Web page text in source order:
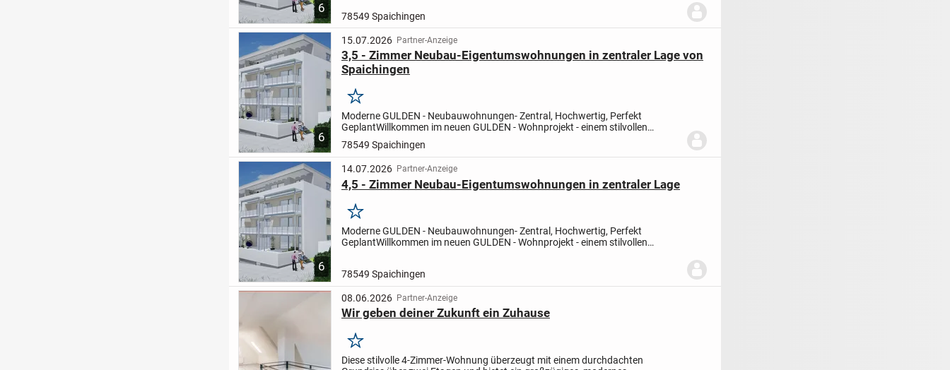
6
78549 Spaichingen
6
15.07.2026 Partner-Anzeige
3,5 - Zimmer Neubau-Eigentumswohnungen in zentraler Lage von
Spaichingen
Merken
Moderne GULDEN - Neubauwohnungen- Zentral, Hochwertig, Perfekt
GeplantWillkommen im neuen GULDEN - Wohnprojekt - einem stilvollen
Neubau, der modernes Wohnen mit durchdachter Planung und hochwertiger...
78549 Spaichingen
6
14.07.2026 Partner-Anzeige
4,5 - Zimmer Neubau-Eigentumswohnungen in zentraler Lage
Merken
Moderne GULDEN - Neubauwohnungen- Zentral, Hochwertig, Perfekt
GeplantWillkommen im neuen GULDEN - Wohnprojekt - einem stilvollen
78549 Spaichingen
08.06.2026 Partner-Anzeige
Wir geben deiner Zukunft ein Zuhause
Merken
Diese stilvolle 4-Zimmer-Wohnung überzeugt mit einem durchdachten